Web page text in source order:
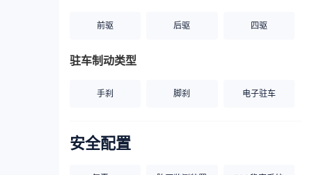
前驱 后驱 四驱
驻车制动类型
手刹 脚刹 电子驻车
安全配置